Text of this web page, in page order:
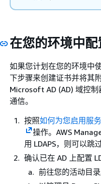
在您的环境中配
如果您计划在您的环境中
下步骤来创建证书并将其
Microsoft AD (AD) 域控制
通信。
按照如何为您启用服
操作。AWS
用 LDAPS，则可以跳
确认已在 AD 上配置
前往您的活动目录